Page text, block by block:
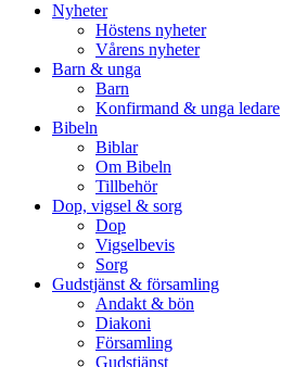
Nyheter
Höstens nyheter
Vårens nyheter
Barn & unga
Barn
Konfirmand & unga ledare
Bibeln
Biblar
Om Bibeln
Tillbehör
Dop, vigsel & sorg
Dop
Vigselbevis
Sorg
Gudstjänst & församling
Andakt & bön
Diakoni
Församling
Gudstjänst